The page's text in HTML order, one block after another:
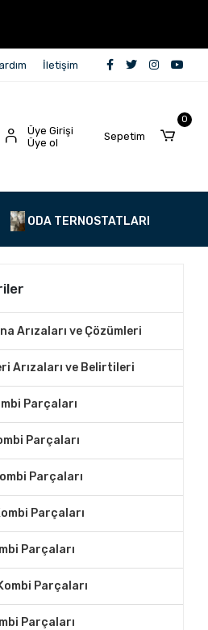
İletişim
Üye Girişi
Üye ol
Sepetim
0
ODA TERNOSTATLARI
Arızaları ve Çözümleri
Arızaları ve Belirtileri
Parçaları
Parçaları
Parçaları
Parçaları
Parçaları
Parçaları
Parçaları